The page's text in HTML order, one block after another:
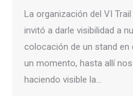
La organización del VI
invitó a darle visibilidad a
colocación de un stand en
un momento, hasta allí
haciendo visible la…